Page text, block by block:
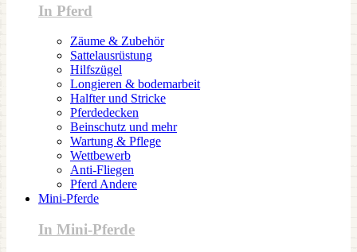
In Pferd
Zäume & Zubehör
Sattelausrüstung
Hilfszügel
Longieren & bodemarbeit
Halfter und Stricke
Pferdedecken
Beinschutz und mehr
Wartung & Pflege
Wettbewerb
Anti-Fliegen
Pferd Andere
Mini-Pferde
In Mini-Pferde